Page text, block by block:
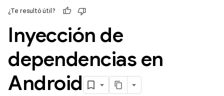
¿Te resultó útil?
Inyección de
dependencias en
Android